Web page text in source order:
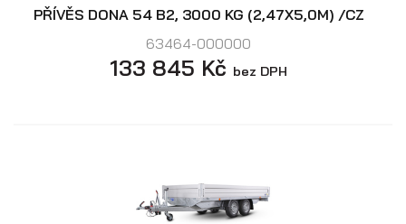
PŘÍVĚS DONA 54 B2, 3000 KG (2,47X5,0M) /CZ
63464-000000
133 845 Kč bez DPH